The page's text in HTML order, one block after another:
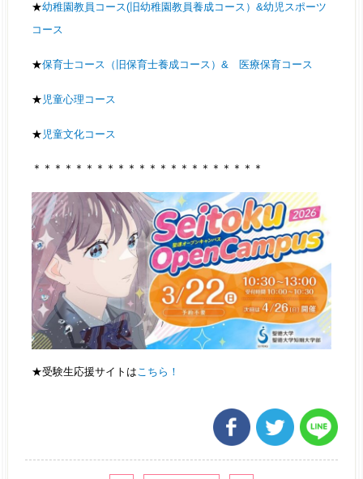
★幼稚園教員コース(旧幼稚園教員養成コース）&幼児スポーツ
コース
★保育士コース（旧保育士養成コース）& 医療保育コース
★ 児童心理コース
★ 児童文化コース
＊＊＊＊＊＊＊＊＊＊＊＊＊＊＊＊＊＊＊＊＊＊
★受験生応援サイトはこちら！